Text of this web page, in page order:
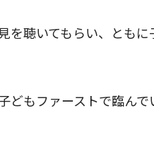
聴いてもらい、ともに
もファーストで臨んで